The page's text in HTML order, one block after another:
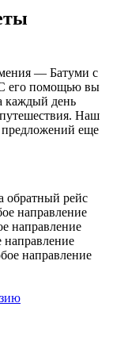
— Батуми с
его помощью вы
каждый день
Наш
еще
обратный рейс
направление
направление
направление
направление